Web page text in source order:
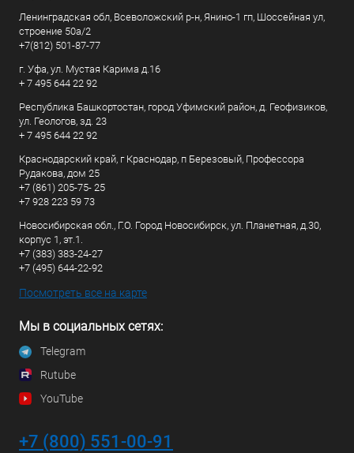
Ленинградская обл, Всеволожский р-н, Янино-1 гп, Шоссейная ул,
строение 50а/2
+7(812) 501-87-77
г. Уфа, ул. Мустая Карима д.16
+ 7 495 644 22 92
Республика Башкортостан, город Уфимский район, д. Геофизиков,
ул. Геологов, зд. 23
+ 7 495 644 22 92
Краснодарский край, г Краснодар, п Березовый, Профессора
Рудакова, дом 25
+7 (861) 205-75- 25
+7 928 223 59 73
Новосибирская обл., Г.О. Город Новосибирск, ул. Планетная, д.30,
корпус 1, эт.1.
+7 (383) 383-24-27
+7 (495) 644-22-92
Посмотреть все на карте
Мы в социальных сетях:
Telegram
Rutube
YouTube
+7 (800) 551-00-91